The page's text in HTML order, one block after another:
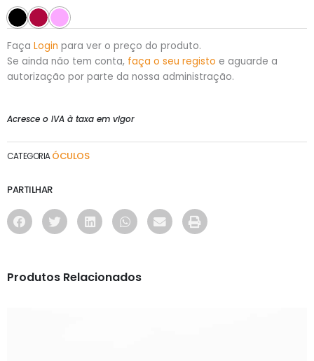
Faça Login para ver o preço do produto.
Se ainda não tem conta, faça o seu registo e aguarde a
autorização por parte da nossa administração.
Acresce o IVA à taxa em vigor
CATEGORIA ÓCULOS
PARTILHAR
Produtos Relacionados